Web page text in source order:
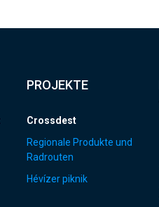
PROJEKTE
Crossdest
Regionale Produkte und
Radrouten
Hévízer piknik